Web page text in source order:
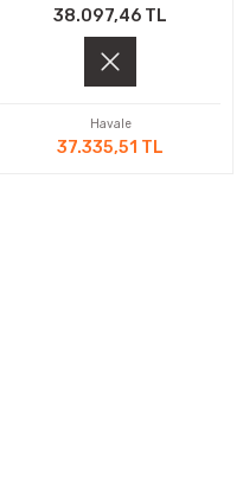
38.097,46 TL
Havale
37.335,51 TL